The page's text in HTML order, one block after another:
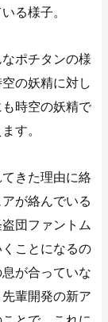
る様子。
ポチタンの様
の妖精に対し
時空の妖精で
す。
きた理由に絡
が絡んでいる
団ファントム
ことになるの
が合っていな
輩開発の新ア